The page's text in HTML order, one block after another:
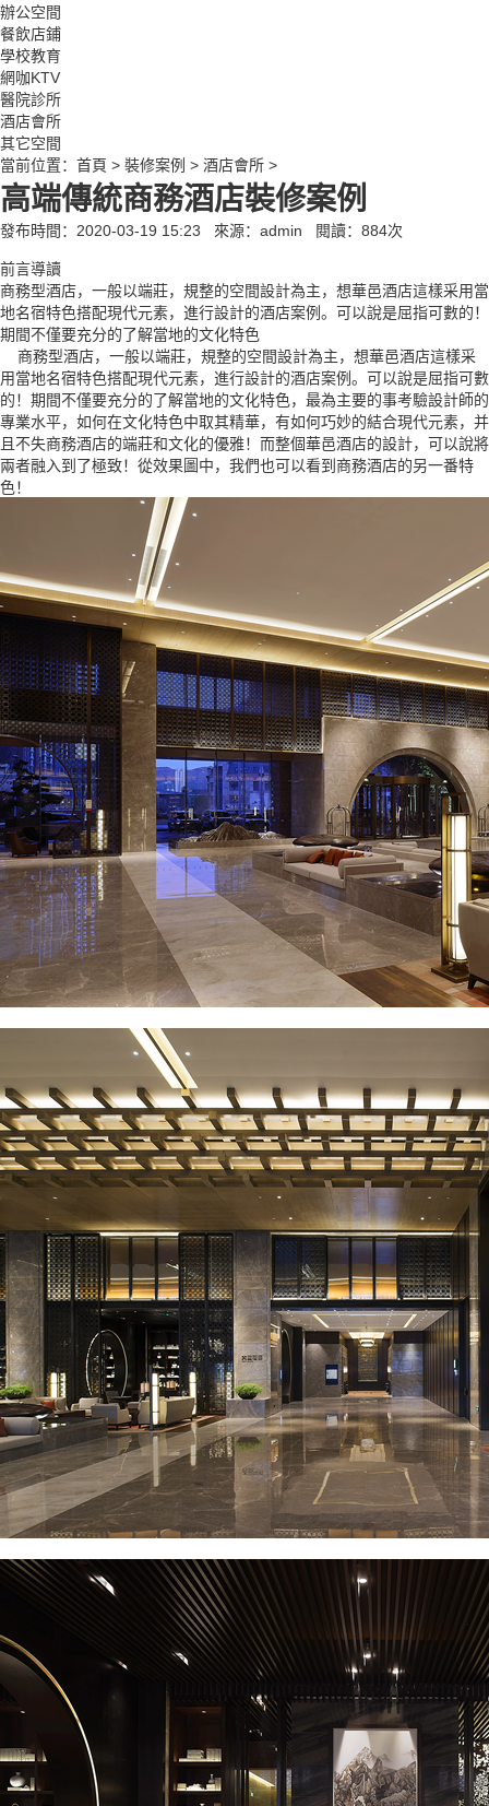
辦公空間
餐飲店鋪
學校教育
網咖KTV
醫院診所
酒店會所
其它空間
當前位置： 首頁 > 裝修案例 > 酒店會所 >
高端傳統商務酒店裝修案例
發布時間：2020-03-19 15:23 來源：admin 閱讀： 884次
前言導讀
商務型酒店，一般以端莊，規整的空間設計為主，想華邑酒店這樣采用當
地名宿特色搭配現代元素，進行設計的酒店案例。可以說是屈指可數的！
期間不僅要充分的了解當地的文化特色
商務型酒店，一般以端莊，規整的空間設計為主，想華邑酒店這樣采
用當地名宿特色搭配現代元素，進行設計的酒店案例。可以說是屈指可數
的！期間不僅要充分的了解當地的文化特色，最為主要的事考驗設計師的
專業水平，如何在文化特色中取其精華，有如何巧妙的結合現代元素，并
且不失商務酒店的端莊和文化的優雅！而整個華邑酒店的設計，可以說將
兩者融入到了極致！從效果圖中，我們也可以看到商務酒店的另一番特
色！